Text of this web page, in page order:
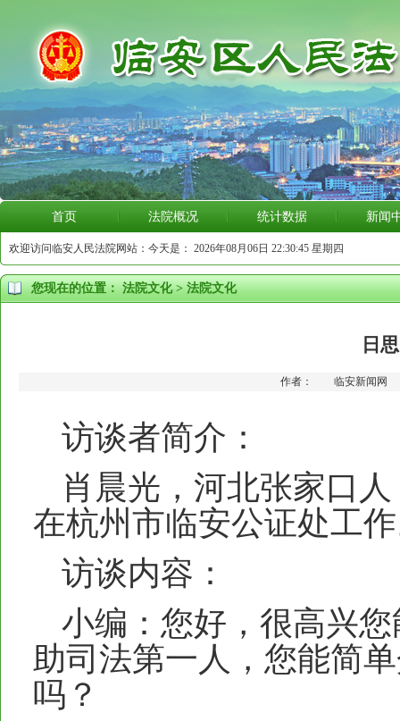
首页 法院概况 统计数据 新闻
欢迎访问临安人民法院网站：今天是： 2026年08月06日 22:30:45 星期四
您现在的位置：法院文化>法院文化
日
作者： 临安新闻网 更
访谈者简介：
肖晨光，河北张家口
在杭州市临安公证处工
访谈内容：
小编：您好，很高兴
助司法第一人，您能简
吗？